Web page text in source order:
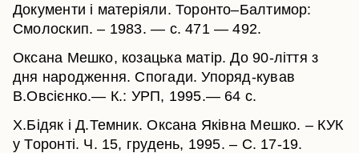
Документи і матеріяли. Торонто–Балтимор:
Смолоскип. – 1983. — с. 471 — 492.
Оксана Мешко, козацька матір. До 90-ліття з
дня народження. Спогади. Упоряд-кував
В.Овсієнко.— К.: УРП, 1995.— 64 с.
Х.Бідяк і Д.Темник. Оксана Яківна Мешко. – КУК
у Торонті. Ч. 15, грудень, 1995. – С. 17-19.